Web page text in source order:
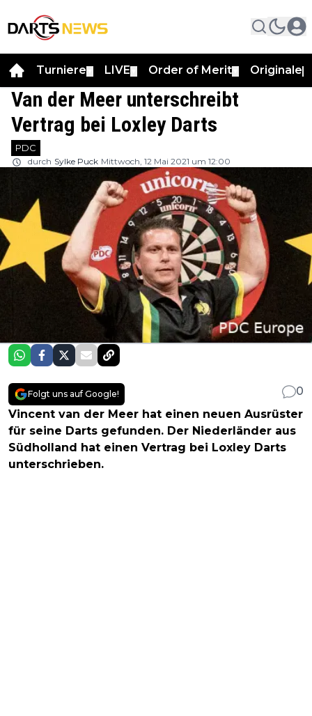
Turniere LIVE Order of Merit Originale
Van der Meer unterschreibt
Vertrag bei Loxley Darts
PDC
durch Sylke Puck Mittwoch, 12 Mai 2021 um 12:00
Folgt uns auf Google!
0
Vincent van der Meer hat einen neuen Ausrüster
für seine Darts gefunden. Der Niederländer aus
Südholland hat einen Vertrag bei Loxley Darts
unterschrieben.